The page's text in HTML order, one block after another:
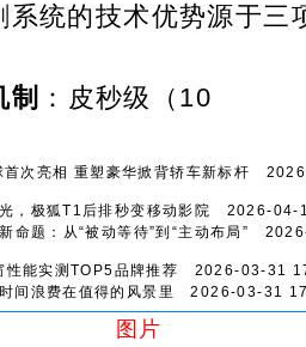
系统的技术优势源于三
：皮秒级（10
次亮相 重塑豪华掀背轿车新标杆
，极狐T1后排秒变移动影院 2026-04-
命题：从“被动等待”到“主动布局”
能实测TOP5品牌推荐 2026-03-31
间浪费在值得的风景里
2026-03-31
图片